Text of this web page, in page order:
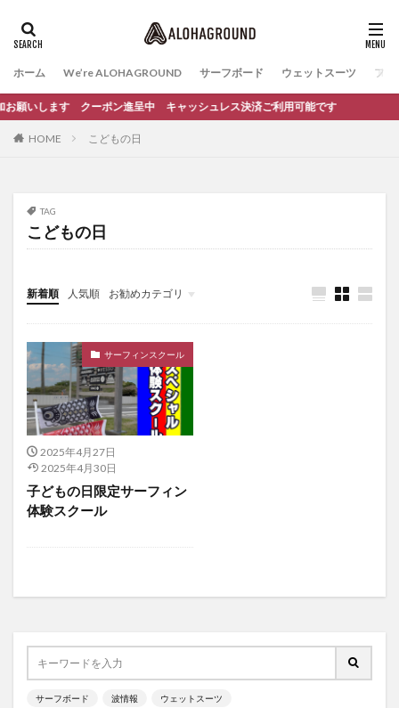
ホーム We’re ALOHAGROUND サーフボード ウェットスーツ ファ
します クーポン進呈中 キャッシュレス決済ご利用可能です
HOME こどもの日
TAG
こどもの日
新着順 人気順 お勧めカテゴリ
イベント
サーフィンスクール
サーフィンスクール
2025年4月27日
2025年4月30日
子どもの日限定サーフィン
体験スクール
サーフボード 波情報 ウェットスーツ